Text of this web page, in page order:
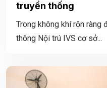
truyền thống
Trong không khí rộn ràng
thông Nội trú IVS cơ sở...